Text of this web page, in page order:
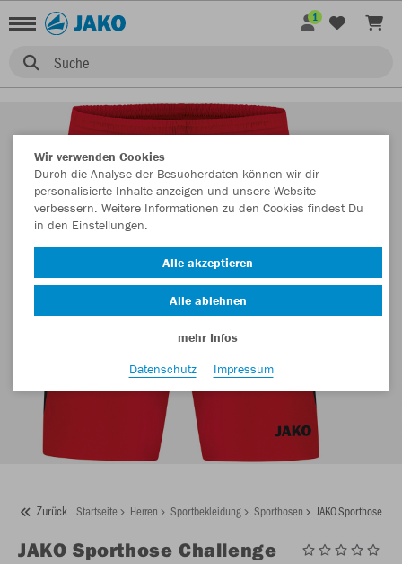
Suche
1
Zurück Startseite Herren Sportbekleidung Sporthosen JAKO Sporthose
JAKO Sporthose Challenge
Wir verwenden Cookies
Durch die Analyse der Besucherdaten können wir dir
personalisierte Inhalte anzeigen und unsere Website
verbessern. Weitere Informationen zu den Cookies findest Du
in den Einstellungen.
Alle akzeptieren
Alle ablehnen
mehr Infos
Datenschutz
Impressum